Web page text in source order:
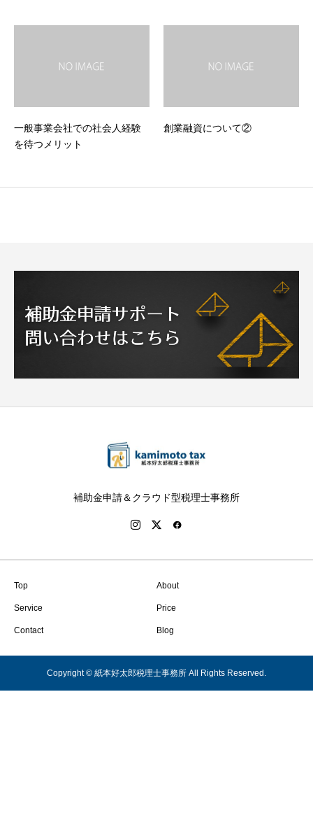
一般事業会社での社会人経験
を待つメリット
創業融資について②
補助金申請＆クラウド型税理士事務所
Top About
Service Price
Contact Blog
Copyright © 紙本好太郎税理士事務所 All Rights Reserved.